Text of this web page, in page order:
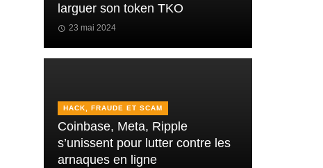
larguer son token TKO
23 mai 2024
HACK, FRAUDE ET SCAM
Coinbase, Meta, Ripple
s’unissent pour lutter contre les
arnaques en ligne